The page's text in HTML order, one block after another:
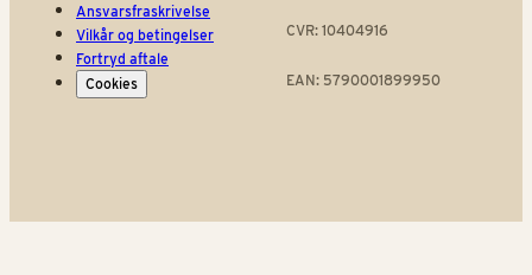
Ansvarsfraskrivelse
Vilkår og betingelser
Fortryd aftale
Cookies
CVR: 10404916
EAN: 5790001899950